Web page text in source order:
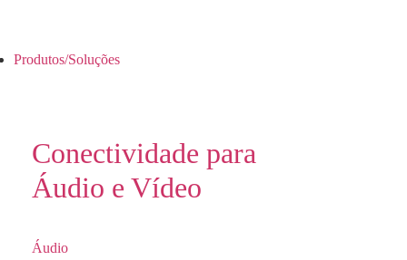
Produtos/Soluções
Conectividade para
Áudio e Vídeo
Áudio